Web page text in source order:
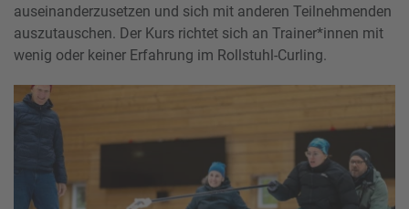
auseinanderzusetzen und sich mit anderen Teilnehmenden
auszutauschen. Der Kurs richtet sich an Trainer*innen mit
wenig oder keiner Erfahrung im Rollstuhl-Curling.